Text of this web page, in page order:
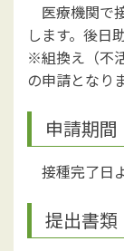
医療機関で
します。後日
※組換え（不
の申請となり
申請期間
接種完了日
提出書類